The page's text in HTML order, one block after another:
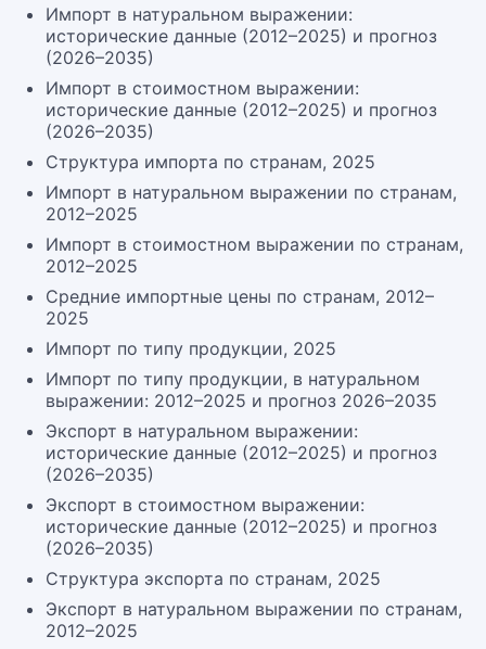
Импорт в натуральном выражении:
исторические данные (2012–2025) и прогноз
(2026–2035)
Импорт в стоимостном выражении:
исторические данные (2012–2025) и прогноз
(2026–2035)
Структура импорта по странам, 2025
Импорт в натуральном выражении по странам,
2012–2025
Импорт в стоимостном выражении по странам,
2012–2025
Средние импортные цены по странам, 2012–
2025
Импорт по типу продукции, 2025
Импорт по типу продукции, в натуральном
выражении: 2012–2025 и прогноз 2026–2035
Экспорт в натуральном выражении:
исторические данные (2012–2025) и прогноз
(2026–2035)
Экспорт в стоимостном выражении:
исторические данные (2012–2025) и прогноз
(2026–2035)
Структура экспорта по странам, 2025
Экспорт в натуральном выражении по странам,
2012–2025